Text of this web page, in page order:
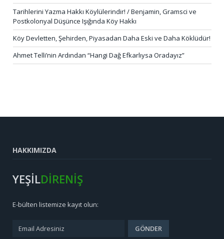
Tarihlerini Yazma Hakkı Köylülerindir! / Benjamin, Gramsci ve
Postkolonyal Düşünce Işığında Köy Hakkı
Köy Devletten, Şehirden, Piyasadan Daha Eski ve Daha Köklüdür!
Ahmet Telli’nin Ardından “Hangi Dağ Efkarlıysa Oradayız”
HAKKIMIZDA
YEŞİLDİRENİŞ
E-bülten listemize kayıt olun: